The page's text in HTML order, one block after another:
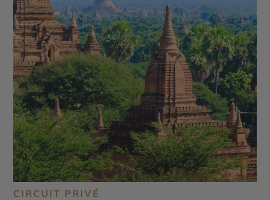
CIRCUIT PRIVÉ